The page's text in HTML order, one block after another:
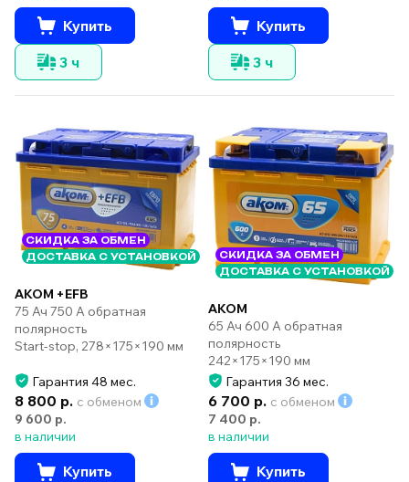
Купить
3 ч
Купить
3 ч
СКИДКА ЗА ОБМЕН
ДОСТАВКА С УСТАНОВКОЙ
AKOM +EFB
75 Ач 750 А обратная
полярность
Start-stop, 278×175×190 мм
Гарантия 48 мес.
8 800 р. с обменом
9 600 р.
в наличии
Купить
СКИДКА ЗА ОБМЕН
ДОСТАВКА С УСТАНОВКОЙ
AKOM
65 Ач 600 А обратная
полярность
242×175×190 мм
Гарантия 36 мес.
6 700 р. с обменом
7 400 р.
в наличии
Купить